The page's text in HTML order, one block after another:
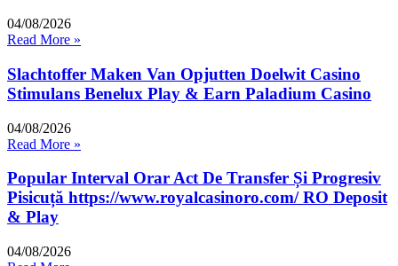
04/08/2026
Read More »
Slachtoffer Maken Van Opjutten Doelwit Casino
Stimulans Benelux Play & Earn Paladium Casino
04/08/2026
Read More »
Popular Interval Orar Act De Transfer Și Progresiv
Pisicuță https://www.royalcasinoro.com/ RO Deposit
& Play
04/08/2026